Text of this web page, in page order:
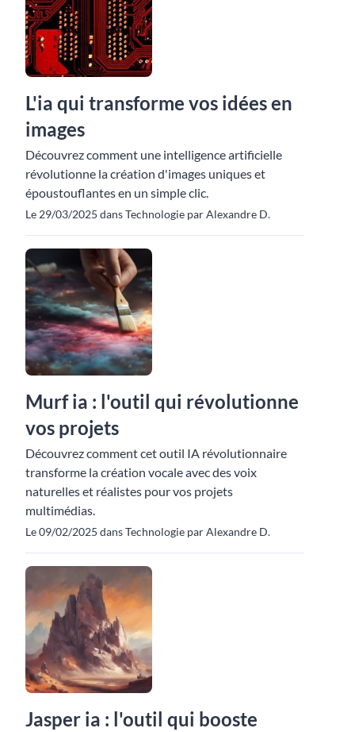
L'ia qui transforme vos idées en
images
Découvrez comment une intelligence artificielle
révolutionne la création d'images uniques et
époustouflantes en un simple clic.
Le 29/03/2025 dans Technologie par Alexandre D.
Murf ia : l'outil qui révolutionne
vos projets
Découvrez comment cet outil IA révolutionnaire
transforme la création vocale avec des voix
naturelles et réalistes pour vos projets
multimédias.
Le 09/02/2025 dans Technologie par Alexandre D.
Jasper ia : l'outil qui booste